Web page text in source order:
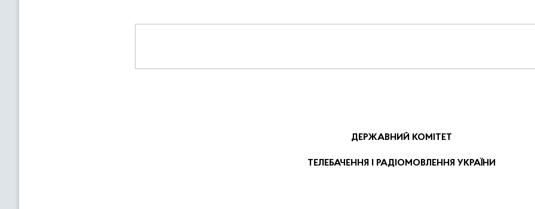
ДЕРЖАВНИЙ КОМІТЕТ
ТЕЛЕБАЧЕННЯ І РАДІОМОВЛЕННЯ УКРАЇНИ